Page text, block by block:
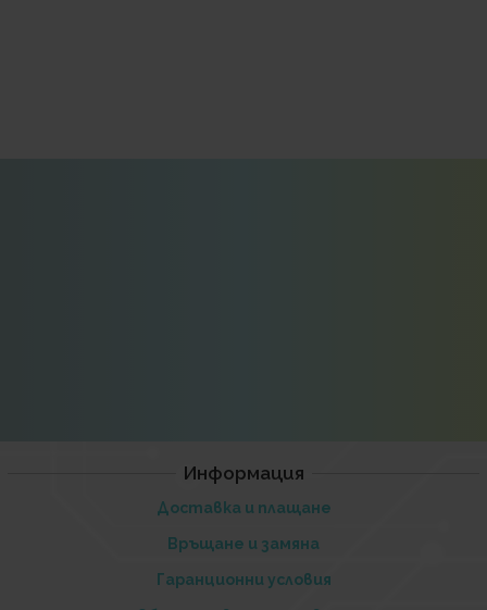
Информация
Доставка и плащане
Връщане и замяна
Гаранционни условия